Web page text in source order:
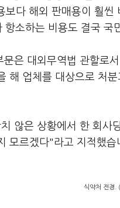
다 해외 판매용이 훨
소하는 비용도 결국
은 대외무역법 관할로
해 업체를 대상으로 처
않은 상황에서 한 회
모르겠다"라고 지적했습
식약처 전경.